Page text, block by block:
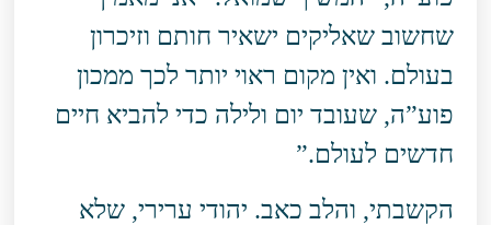
שחשוב שאליקים ישאיר חותם וזיכרון
בעולם. ואין מקום ראוי יותר לכך ממכון
פוע”ה, שעובד יום ולילה כדי להביא חיים
חדשים לעולם.”
הקשבתי, והלב כאב. יהודי ערירי, שלא